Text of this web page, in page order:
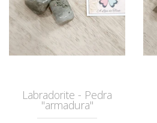
Labradorite - Pedra
"armadura"